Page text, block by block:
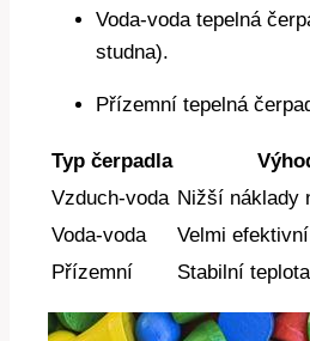
Voda-voda tepelná
studna).
Přízemní tepelná
Typ čerpadla
Vzduch-voda Nižší náklady
Voda-voda
Velmi efektivní
Přízemní
Stabilní teplota